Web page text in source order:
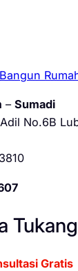
Bangun
– Sumadi
No.6B
Tukang
Gratis